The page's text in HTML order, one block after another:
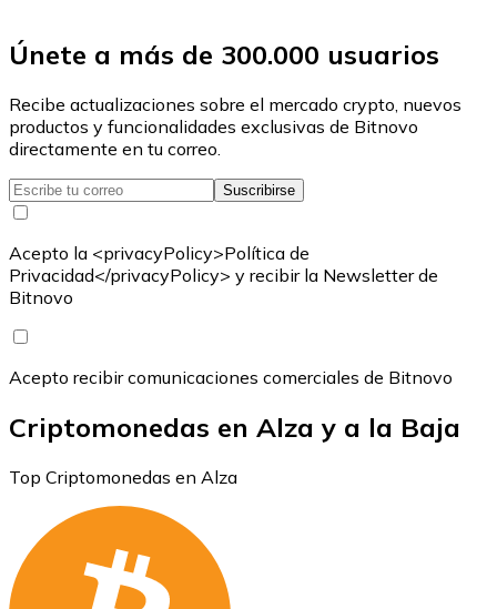
Únete a más de 300.000 usuarios
Recibe actualizaciones sobre el mercado crypto, nuevos
productos y funcionalidades exclusivas de Bitnovo
directamente en tu correo.
Suscribirse
Acepto la <privacyPolicy>Política de
Privacidad</privacyPolicy> y recibir la Newsletter de
Bitnovo
Acepto recibir comunicaciones comerciales de Bitnovo
Criptomonedas en Alza y a la Baja
Top Criptomonedas en Alza